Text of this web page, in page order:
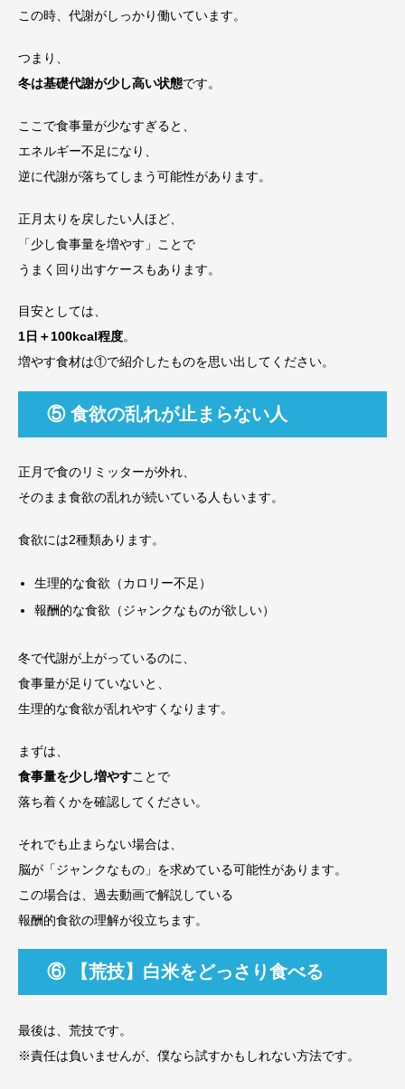
この時、代謝がしっかり働いています。
つまり、
冬は基礎代謝が少し高い状態です。
ここで食事量が少なすぎると、
エネルギー不足になり、
逆に代謝が落ちてしまう可能性があります。
正月太りを戻したい人ほど、
「少し食事量を増やす」ことで
うまく回り出すケースもあります。
目安としては、
1日＋100kcal程度。
増やす食材は①で紹介したものを思い出してください。
⑤ 食欲の乱れが止まらない人
正月で食のリミッターが外れ、
そのまま食欲の乱れが続いている人もいます。
食欲には2種類あります。
生理的な食欲（カロリー不足）
報酬的な食欲（ジャンクなものが欲しい）
冬で代謝が上がっているのに、
食事量が足りていないと、
生理的な食欲が乱れやすくなります。
まずは、
食事量を少し増やすことで
落ち着くかを確認してください。
それでも止まらない場合は、
脳が「ジャンクなもの」を求めている可能性があります。
この場合は、過去動画で解説している
報酬的食欲の理解が役立ちます。
⑥ 【荒技】白米をどっさり食べる
最後は、荒技です。
※責任は負いませんが、僕なら試すかもしれない方法です。